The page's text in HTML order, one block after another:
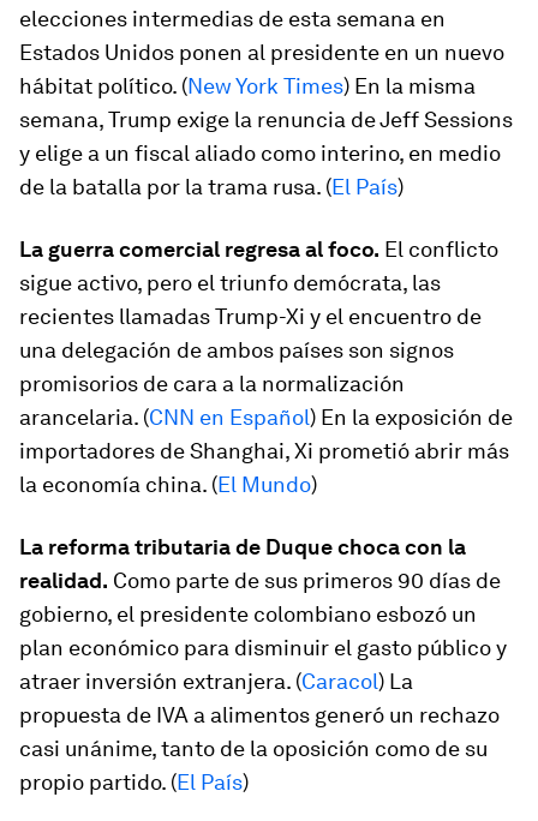
elecciones intermedias de esta semana en
Estados Unidos ponen al presidente en un nuevo
hábitat político. (New York Times) En la misma
semana, Trump exige la renuncia de Jeff Sessions
y elige a un fiscal aliado como interino, en medio
de la batalla por la trama rusa. (El País)
La guerra comercial regresa al foco. El conflicto
sigue activo, pero el triunfo demócrata, las
recientes llamadas Trump-Xi y el encuentro de
una delegación de ambos países son signos
promisorios de cara a la normalización
arancelaria. (CNN en Español) En la exposición de
importadores de Shanghai, Xi prometió abrir más
la economía china. (El Mundo)
La reforma tributaria de Duque choca con la
realidad. Como parte de sus primeros 90 días de
gobierno, el presidente colombiano esbozó un
plan económico para disminuir el gasto público y
atraer inversión extranjera. (Caracol) La
propuesta de IVA a alimentos generó un rechazo
casi unánime, tanto de la oposición como de su
propio partido. (El País)